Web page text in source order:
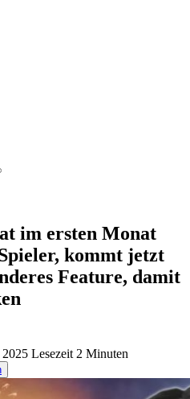
im ersten Monat
kommt jetzt
Feature, damit
Lesezeit 2 Minuten